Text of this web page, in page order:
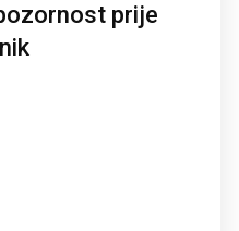
prije